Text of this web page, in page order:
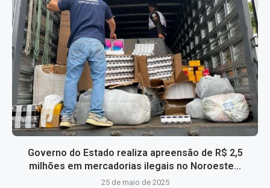
Governo do Estado realiza apreensão de R$ 2,5
milhões em mercadorias ilegais no Noroeste...
25 de maio de 2025